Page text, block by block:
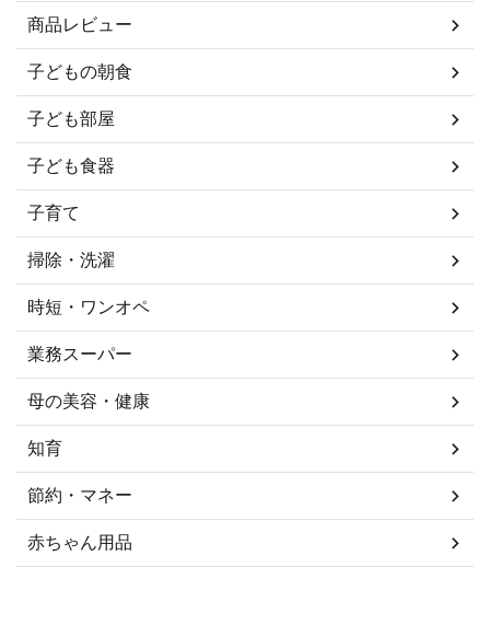
商品レビュー
子どもの朝食
子ども部屋
子ども食器
子育て
掃除・洗濯
時短・ワンオペ
業務スーパー
母の美容・健康
知育
節約・マネー
赤ちゃん用品